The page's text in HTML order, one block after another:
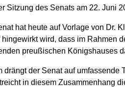
Sitzung des Senats am 22. Juni
hat heute auf Vorlage von Dr.
hingewirkt wird, dass im Rahmen
preußischen Königshauses
drängt der Senat auf umfassende
in diesem Zusammenhang